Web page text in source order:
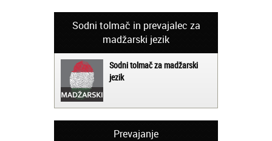
Sodni tolmač in prevajalec za
madžarski jezik
Sodni tolmač za madžarski
jezik
Prevajanje